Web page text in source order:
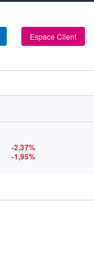
Espace Client
-2,37%
-1,95%